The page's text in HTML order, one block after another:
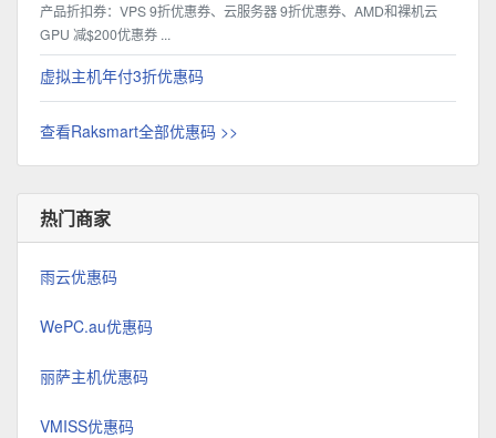
产品折扣券：VPS 9折优惠券、云服务器 9折优惠券、AMD和裸机云
GPU 减$200优惠券 ...
虚拟主机年付3折优惠码
查看Raksmart全部优惠码 >>
热门商家
雨云优惠码
WePC.au优惠码
丽萨主机优惠码
VMISS优惠码